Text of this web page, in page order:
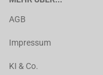
AGB
Impressum
KI & Co.